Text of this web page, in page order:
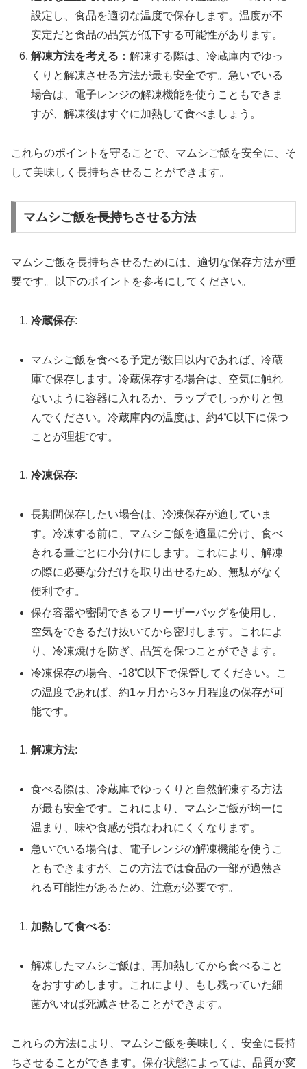
設定し、食品を適切な温度で保存します。温度が不
安定だと食品の品質が低下する可能性があります。
解凍方法を考える ：解凍する際は、冷蔵庫内でゆっ
くりと解凍させる方法が最も安全です。急いでいる
場合は、電子レンジの解凍機能を使うこともできま
すが、解凍後はすぐに加熱して食べましょう。
これらのポイントを守ることで、マムシご飯を安全に、そ
して美味しく長持ちさせることができます。
マムシご飯を長持ちさせる方法
マムシご飯を長持ちさせるためには、適切な保存方法が重
要です。以下のポイントを参考にしてください。
冷蔵保存:
マムシご飯を食べる予定が数日以内であれば、冷蔵
庫で保存します。冷蔵保存する場合は、空気に触れ
ないように容器に入れるか、ラップでしっかりと包
んでください。冷蔵庫内の温度は、約4℃以下に保つ
ことが理想です。
冷凍保存:
長期間保存したい場合は、冷凍保存が適していま
す。冷凍する前に、マムシご飯を適量に分け、食べ
きれる量ごとに小分けにします。これにより、解凍
の際に必要な分だけを取り出せるため、無駄がなく
便利です。
保存容器や密閉できるフリーザーバッグを使用し、
空気をできるだけ抜いてから密封します。これによ
り、冷凍焼けを防ぎ、品質を保つことができます。
冷凍保存の場合、-18℃以下で保管してください。こ
の温度であれば、約1ヶ月から3ヶ月程度の保存が可
能です。
解凍方法:
食べる際は、冷蔵庫でゆっくりと自然解凍する方法
が最も安全です。これにより、マムシご飯が均一に
温まり、味や食感が損なわれにくくなります。
急いでいる場合は、電子レンジの解凍機能を使うこ
ともできますが、この方法では食品の一部が過熱さ
れる可能性があるため、注意が必要です。
加熱して食べる:
解凍したマムシご飯は、再加熱してから食べること
をおすすめします。これにより、もし残っていた細
菌がいれば死滅させることができます。
これらの方法により、マムシご飯を美味しく、安全に長持
ちさせることができます。保存状態によっては、品質が変